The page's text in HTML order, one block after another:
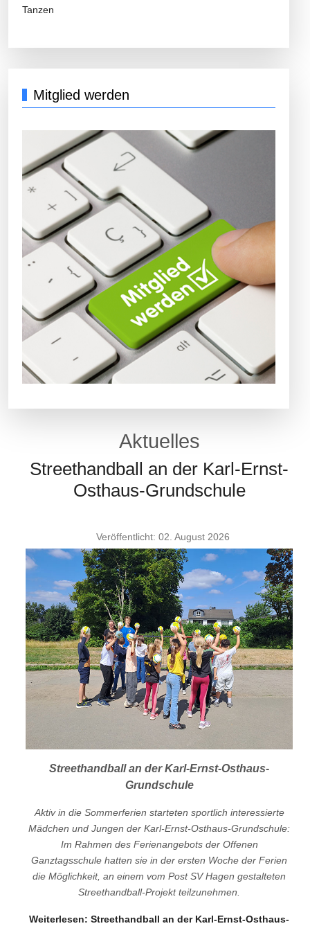
Tanzen
Mitglied werden
Aktuelles
Streethandball an der Karl-Ernst-
Osthaus-Grundschule
Veröffentlicht: 02. August 2026
Streethandball an der Karl-Ernst-Osthaus-
Grundschule
Aktiv in die Sommerferien starteten sportlich interessierte
Mädchen und Jungen der Karl-Ernst-Osthaus-Grundschule:
Im Rahmen des Ferienangebots der Offenen
Ganztagsschule hatten sie in der ersten Woche der Ferien
die Möglichkeit, an einem vom Post SV Hagen gestalteten
Streethandball-Projekt teilzunehmen.
Weiterlesen: Streethandball an der Karl-Ernst-Osthaus-